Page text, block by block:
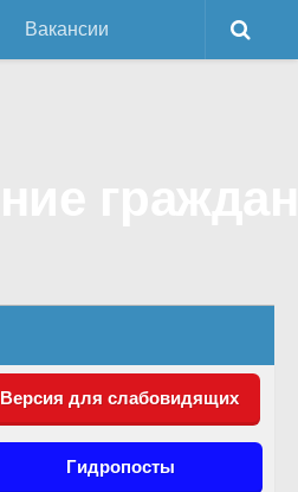
Вакансии
Версия для слабовидящих
Гидропосты